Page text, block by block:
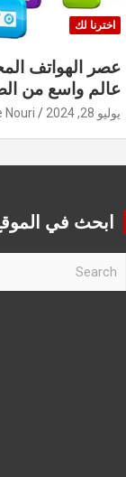
اخترنا لك
عصر الهواتف
عالم واسع من
يوليو 28, 2024 Nouri
ابحث في